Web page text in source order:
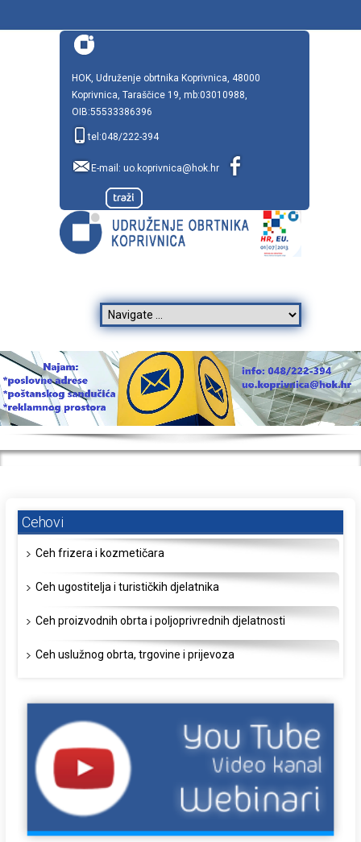
HOK, Udruženje obrtnika Koprivnica, 48000
Koprivnica, Taraščice 19, mb:03010988,
OIB:55533386396
tel:048/222-394
E-mail: uo.koprivnica@hok.hr
Cehovi
Ceh frizera i kozmetičara
Ceh ugostitelja i turističkih djelatnika
Ceh proizvodnih obrta i poljoprivrednih djelatnosti
Ceh uslužnog obrta, trgovine i prijevoza